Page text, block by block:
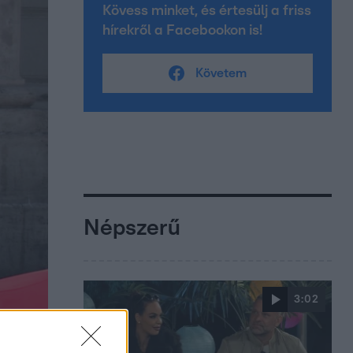
Kövess minket, és értesülj a friss
hírekről a Facebookon is!
Követem
Népszerű
3:02